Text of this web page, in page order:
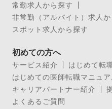
常勤求人から探す
非常勤（アルバイト）求人か
スポット求人から探す
初めての方へ
サービス紹介
はじめて転
はじめての医師転職マニュア
キャリアパートナー紹介
よくあるご質問